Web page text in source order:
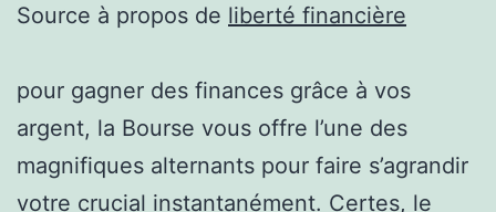
Source à propos de liberté financière
pour gagner des finances grâce à vos
argent, la Bourse vous offre l’une des
magnifiques alternants pour faire s’agrandir
votre crucial instantanément. Certes, le